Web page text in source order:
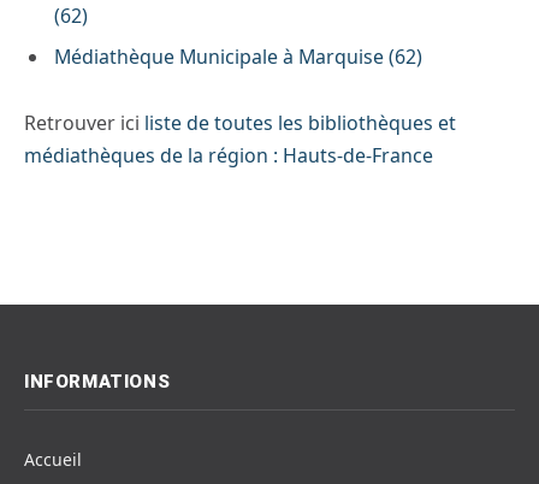
(62)
Médiathèque Municipale à Marquise (62)
Retrouver ici liste de toutes les bibliothèques et
médiathèques de la région : Hauts-de-France
INFORMATIONS
Accueil